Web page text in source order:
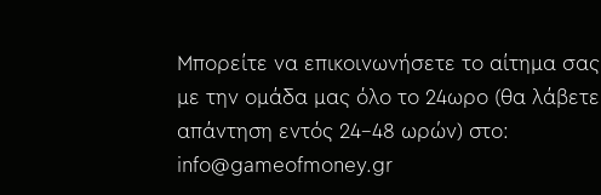
Μπορείτε να επικοινωνήσετε το αίτημα σας
με την ομάδα μας όλο το 24ωρο (θα λάβετε
απάντηση εντός 24-48 ωρών) στο:
info@gameofmoney.gr